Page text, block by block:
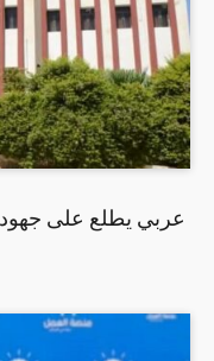
عربي يطلع على